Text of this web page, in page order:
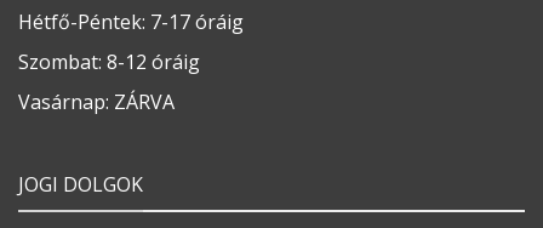
Hétfő-Péntek: 7-17 óráig
Szombat: 8-12 óráig
Vasárnap: ZÁRVA
JOGI DOLGOK